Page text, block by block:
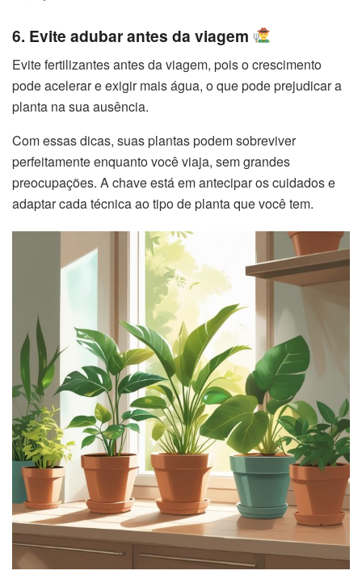
6. Evite adubar antes da viagem
Evite fertilizantes antes da viagem, pois o crescimento
pode acelerar e exigir mais água, o que pode prejudicar a
planta na sua ausência.
Com essas dicas, suas plantas podem sobreviver
perfeitamente enquanto você viaja, sem grandes
preocupações. A chave está em antecipar os cuidados e
adaptar cada técnica ao tipo de planta que você tem.